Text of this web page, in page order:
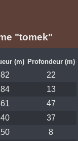
"tomek"
(m) Profondeur (m)
22
13
47
37
8